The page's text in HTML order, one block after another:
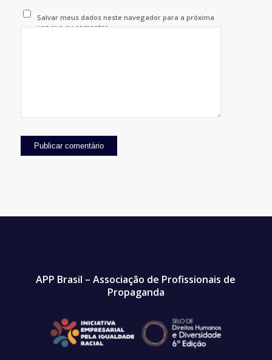
Salvar meus dados neste navegador para a próxima
vez que eu comentar.
APP Brasil – Associação de Profissionais de
Propaganda